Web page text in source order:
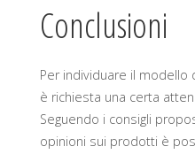
Conclusioni
Per individuare il
è richiesta una certa
Seguendo i consigli
opinioni sui prodotti è